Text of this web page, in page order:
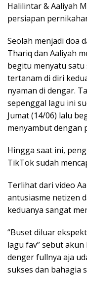
Halilintar & Aaliyah
persiapan
Seolah menjadi doa
Thariq dan Aaliyah
begitu menyatu satu
tertanam di diri
nyaman di dengar.
sepenggal lagu ini
Jumat (14/06) lalu
menyambut dengan
Hingga saat ini,
TikTok sudah
Terlihat dari video
antusiasme netizen
keduanya sangat
“Buset diluar
lagu fav” sebut akun
denger fullnya aja
sukses dan bahagia